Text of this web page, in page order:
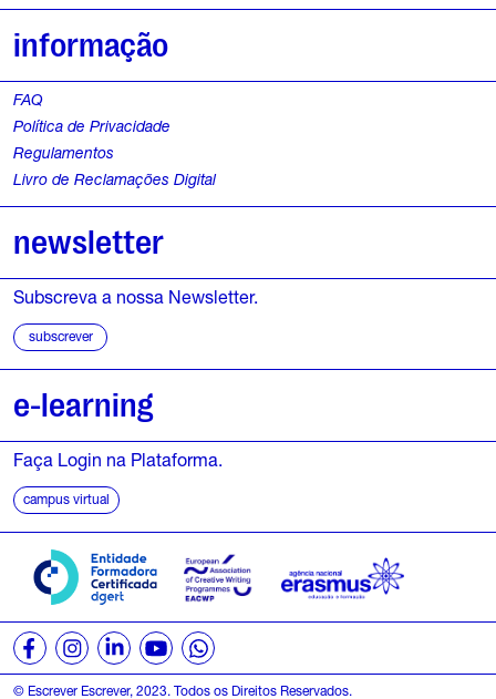
informação
FAQ
Política de Privacidade
Regulamentos
Livro de Reclamações Digital
newsletter
Subscreva a nossa Newsletter.
subscrever
e-learning
Faça Login na Plataforma.
campus virtual
© Escrever Escrever, 2023. Todos os Direitos Reservados.